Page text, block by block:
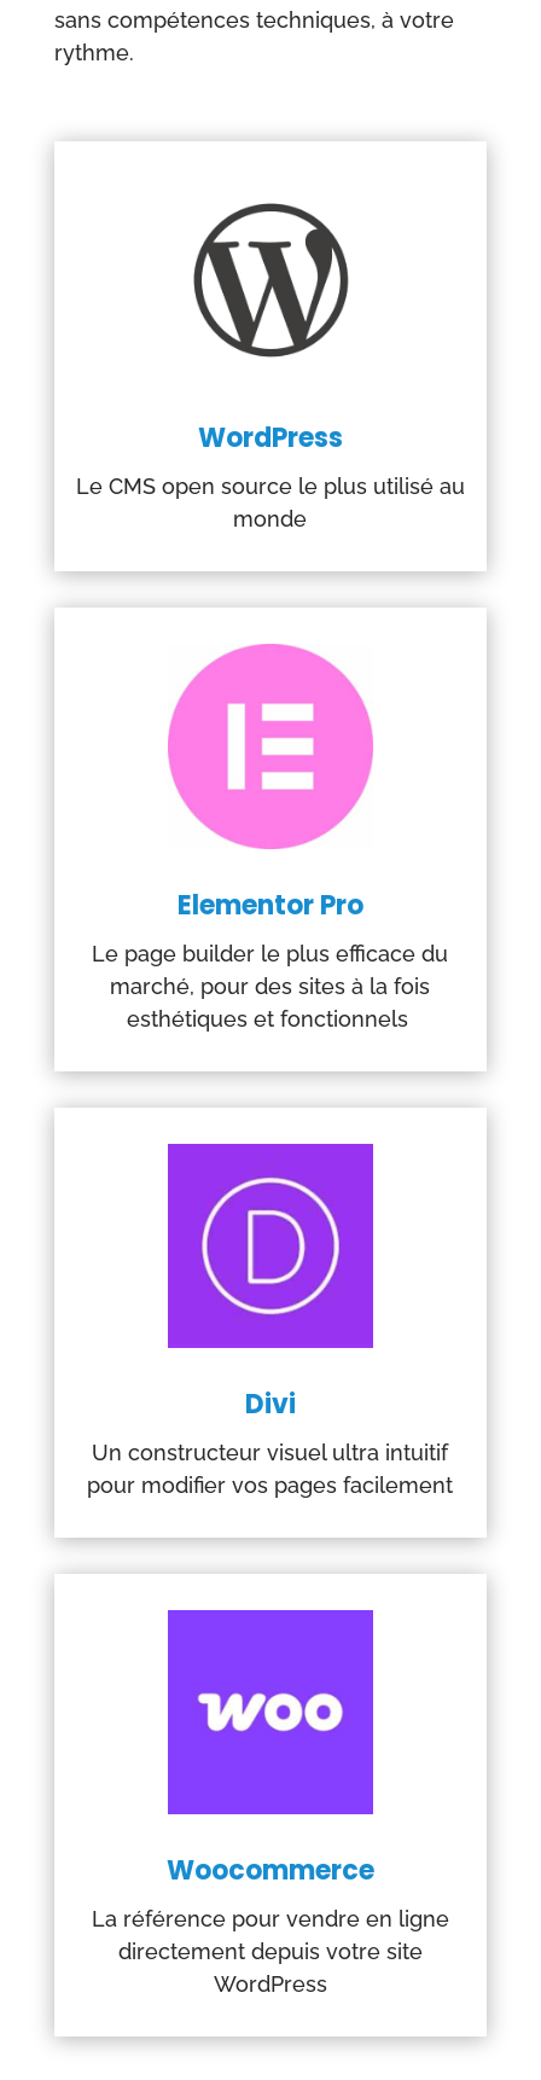
sans compétences techniques, à votre
rythme.
WordPress
Le CMS open source le plus utilisé au
monde
Elementor Pro
Le page builder le plus efficace du
marché, pour des sites à la fois
esthétiques et fonctionnels
Divi
Un constructeur visuel ultra intuitif
pour modifier vos pages facilement
Woocommerce
La référence pour vendre en ligne
directement depuis votre site
WordPress